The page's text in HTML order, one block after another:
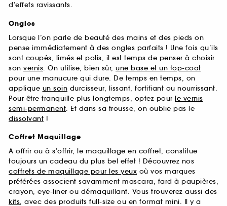
d’effets ravissants.
Ongles
Lorsque l’on parle de beauté des mains et des pieds on
pense immédiatement à des ongles parfaits ! Une fois qu’ils
sont coupés, limés et polis, il est temps de penser à choisir
son vernis. On utilise, bien sûr, une base et un top-coat
pour une manucure qui dure. De temps en temps, on
applique un soin durcisseur, lissant, fortifiant ou nourrissant.
Pour être tranquille plus longtemps, optez pour le vernis
semi-permanent. Et dans sa trousse, on oublie pas le
dissolvant !
Coffret Maquillage
A offrir ou à s’offrir, le maquillage en coffret, constitue
toujours un cadeau du plus bel effet ! Découvrez nos
coffrets de maquillage pour les yeux où vos marques
préférées associent savamment mascara, fard à paupières,
crayon, eye-liner ou démaquillant. Vous trouverez aussi des
kits, avec des produits full-size ou en format mini. Il y a